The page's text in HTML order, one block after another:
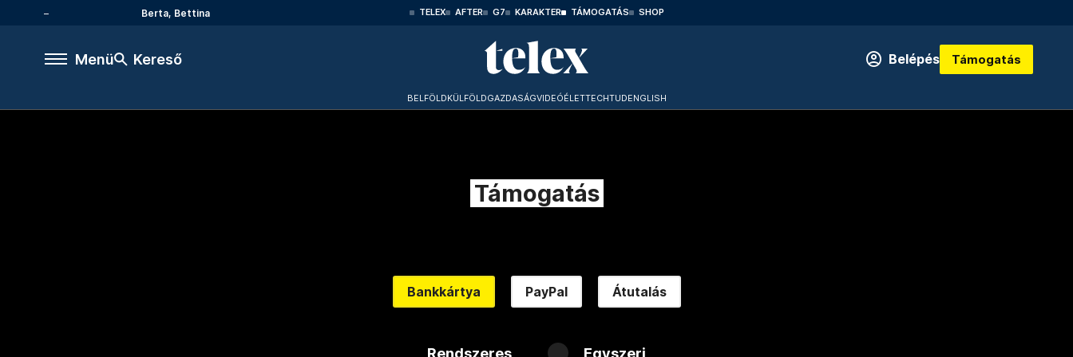
Berta, Bettina TELEX AFTER G7 KARAKTER TÁMOGATÁS SHOP
Menü Kereső Belépés Támogatás
BELFÖLDKÜLFÖLDGAZDASÁGVIDEÓÉLETTECHTUDENGLISH
Támogatás
Bankkártya PayPal Átutalás
Rendszeres Egyszeri